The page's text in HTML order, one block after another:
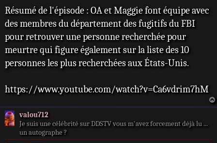
e
Résumé de l'épisode : OA et Maggie font équipe avec
des membres du département des fugitifs du FBI
pour retrouver une personne recherchée pour
meurtre qui figure également sur la liste des 10
personnes les plus recherchées aux États-Unis.
https://www.youtube.com/watch?v=Ca6vdrim7hM
valou712
Je suis une célébrité sur DDSTV vous m'avez forcement déjà lu ...
un autographe ?